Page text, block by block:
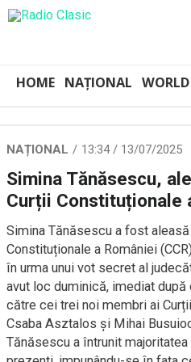
HOME NAȚIONAL WORLD
NAȚIONAL 13:34 / 13/07/2025
Simina Tănăsescu,
Curții Constituționale
Simina Tănăsescu a fost
Constituționale a României
în urma unui vot secret al
avut loc duminică, imediat după
către cei trei noi membri ai
Csaba Asztalos și Mihai
Tănăsescu a întrunit